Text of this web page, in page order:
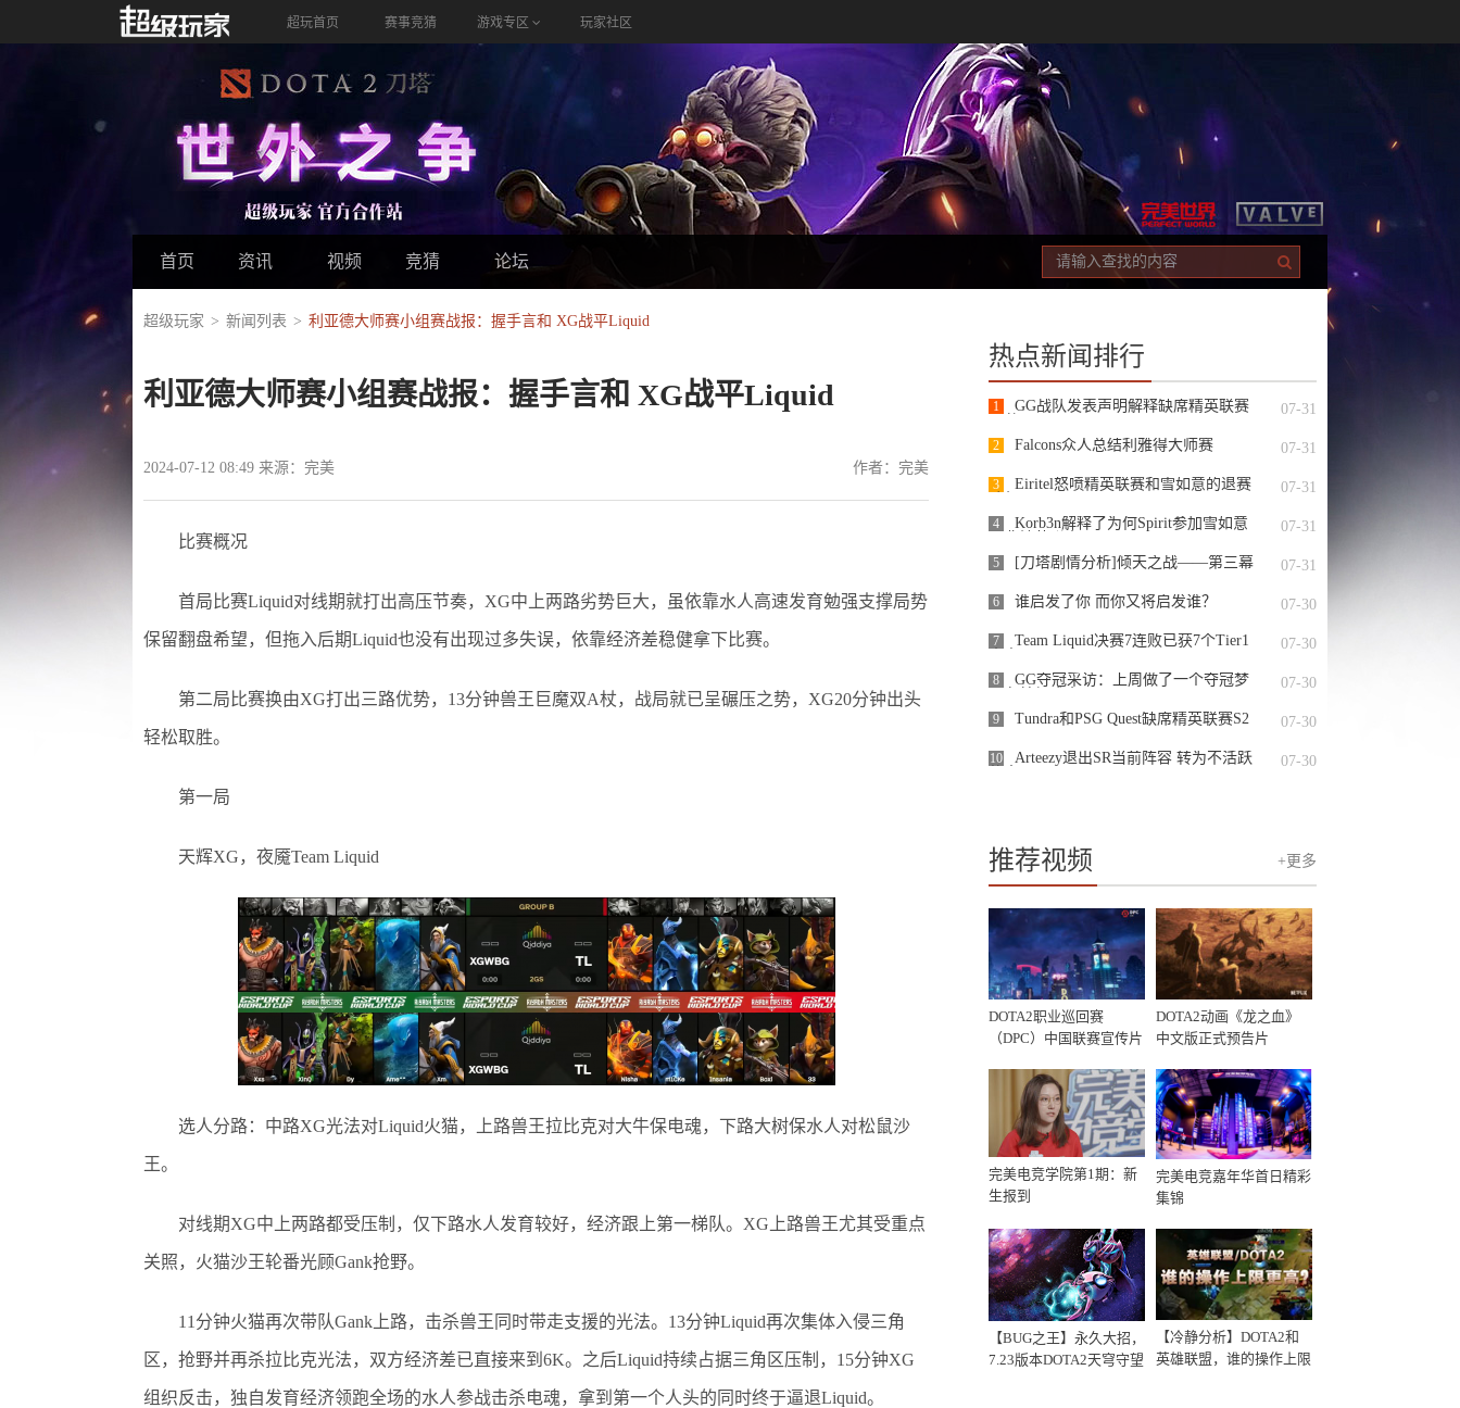
超玩首页 赛事竞猜 游戏专区 玩家社区
首页 资讯 视频 竞猜 论坛
超级玩家 新闻列表 利亚德大师赛小组赛战报：握手言和 XG战平Liquid
利亚德大师赛小组赛战报：握手言和 XG战平Liquid
2024-07-12 08:49 来源：完美 作者：完美
比赛概况
首局比赛Liquid对线期就打出高压节奏，XG中上两路劣势巨大，虽依靠水人高速发育勉强支撑局势
保留翻盘希望，但拖入后期Liquid也没有出现过多失误，依靠经济差稳健拿下比赛。
第二局比赛换由XG打出三路优势，13分钟兽王巨魔双A杖，战局就已呈碾压之势，XG20分钟出头
轻松取胜。
第一局
天辉XG，夜魇Team Liquid
选人分路：中路XG光法对Liquid火猫，上路兽王拉比克对大牛保电魂，下路大树保水人对松鼠沙
王。
对线期XG中上两路都受压制，仅下路水人发育较好，经济跟上第一梯队。XG上路兽王尤其受重点
关照，火猫沙王轮番光顾Gank抢野。
11分钟火猫再次带队Gank上路，击杀兽王同时带走支援的光法。13分钟Liquid再次集体入侵三角
区，抢野并再杀拉比克光法，双方经济差已直接来到6K。之后Liquid持续占据三角区压制，15分钟XG
组织反击，独自发育经济领跑全场的水人参战击杀电魂，拿到第一个人头的同时终于逼退Liquid。
热点新闻排行
1
GG战队发表声明解释缺席精英联赛
07-31
2 Falcons众人总结利雅得大师赛 07-31
3
Eiritel怒喷精英联赛和雪如意的退赛
07-31
4
Korb3n解释了为何Spirit参加雪如意
07-31
5 [刀塔剧情分析]倾天之战——第三幕 07-31
6 谁启发了你 而你又将启发谁？ 07-30
7
Team Liquid决赛7连败已获7个Tier1
07-30
8
GG夺冠采访：上周做了一个夺冠梦
07-30
9 Tundra和PSG Quest缺席精英联赛S2 07-30
10
Arteezy退出SR当前阵容 转为不活跃
07-30
推荐视频 +更多
DOTA2职业巡回赛
（DPC）中国联赛宣传片
DOTA2动画《龙之血》
中文版正式预告片
完美电竞学院第1期：新
生报到
完美电竞嘉年华首日精彩
集锦
【BUG之王】永久大招，
7.23版本DOTA2天穹守望
【冷静分析】DOTA2和
英雄联盟，谁的操作上限